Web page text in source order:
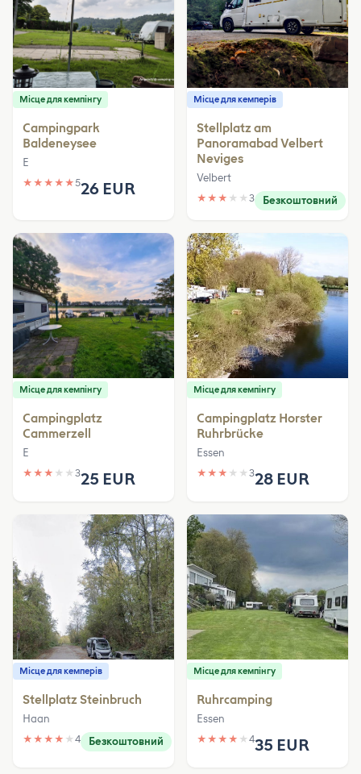
Місце для кемпінгу
Campingpark
Baldeneysee
E
★ ★ ★ ★ ★526 EUR
Місце для кемперів
Stellplatz am
Panoramabad Velbert
Neviges
Velbert
★ ★ ★ ★ ★ 3 Безкоштовний
Місце для кемпінгу
Campingplatz
Cammerzell
E
★ ★ ★ ★ ★ 325 EUR
Місце для кемпінгу
Campingplatz Horster
Ruhrbrücke
Essen
★ ★ ★ ★ ★ 328 EUR
Місце для кемперів
Stellplatz Steinbruch
Haan
★ ★ ★ ★ ★ 4 Безкоштовний
Місце для кемпінгу
Ruhrcamping
Essen
★ ★ ★ ★ ★ 435 EUR